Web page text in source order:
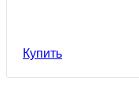
Купить